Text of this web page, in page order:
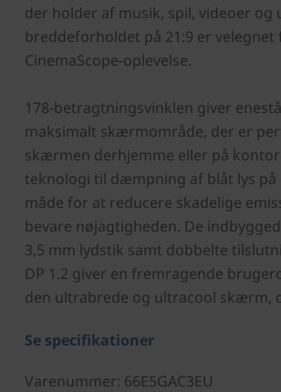
der holder af musik, spil, videoer og
breddeforholdet på 21:9 er
CinemaScope-oplevelse.
178-betragtningsvinklen giver
maksimalt skærmområde, der er
skærmen derhjemme eller på
teknologi til dæmpning af blåt lys
måde for at reducere skadelige
bevare nøjagtigheden. De
3,5 mm lydstik samt dobbelte
DP 1.2 giver en fremragende
den ultrabrede og ultracool skærm,
Se specifikationer
Varenummer: 66E5GAC3EU